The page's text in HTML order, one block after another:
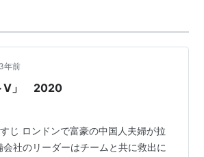
つきに寄せた若者の顔つきになって
いずれにしても、動画加工技術がここ
3年前
V」 2020
ロンドンで富豪の中国人夫婦が拉
社のリーダーはチームと共に救出に